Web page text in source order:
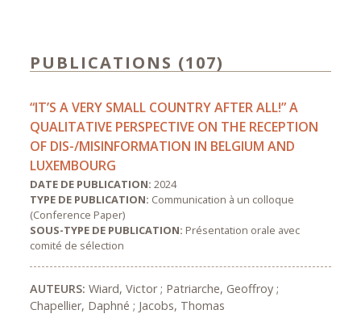
PUBLICATIONS (107)
“IT’S A VERY SMALL COUNTRY AFTER ALL!” A
QUALITATIVE PERSPECTIVE ON THE RECEPTION
OF DIS-/MISINFORMATION IN BELGIUM AND
LUXEMBOURG
DATE DE PUBLICATION:2024
TYPE DE PUBLICATION: Communication à un colloque
(Conference Paper)
SOUS-TYPE DE PUBLICATION: Présentation orale avec
comité de sélection
AUTEURS:Wiard, Victor ; Patriarche, Geoffroy ;
Chapellier, Daphné ; Jacobs, Thomas